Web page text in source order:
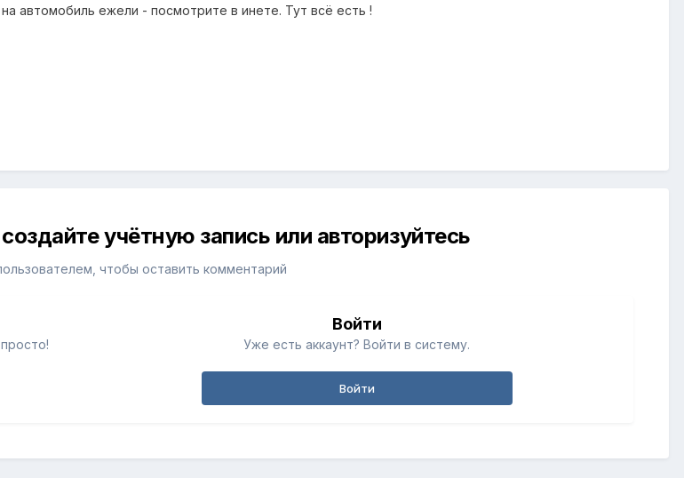
автомобиль ежели - посмотрите в инете. Тут всё есть !
учётную запись или авторизуйтесь
чтобы оставить комментарий
Войти
Уже есть аккаунт? Войти в систему.
Войти